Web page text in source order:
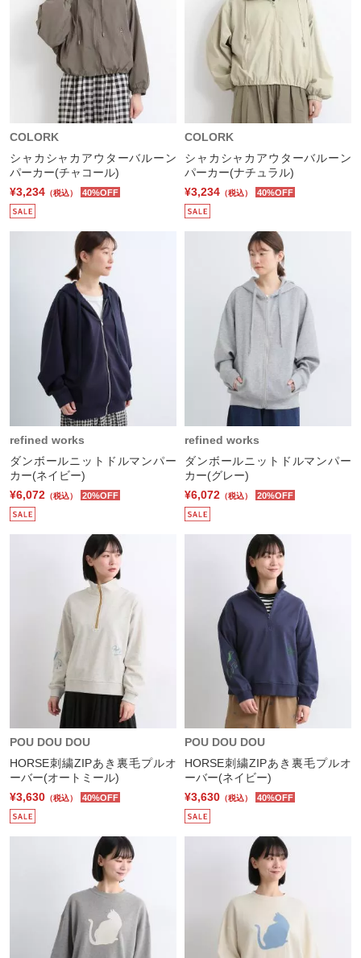
COLORK
シャカシャカアウターバルーン
パーカー(チャコール)
¥3,234 （税込） 40%OFF
COLORK
シャカシャカアウターバルーン
パーカー(ナチュラル)
¥3,234 （税込） 40%OFF
refined works
ダンボールニットドルマンパー
カー(ネイビー)
¥6,072 （税込） 20%OFF
refined works
ダンボールニットドルマンパー
カー(グレー)
¥6,072 （税込） 20%OFF
POU DOU DOU
HORSE刺繍ZIPあき裏毛プルオ
ーバー(オートミール)
¥3,630 （税込） 40%OFF
POU DOU DOU
HORSE刺繍ZIPあき裏毛プルオ
ーバー(ネイビー)
¥3,630 （税込） 40%OFF